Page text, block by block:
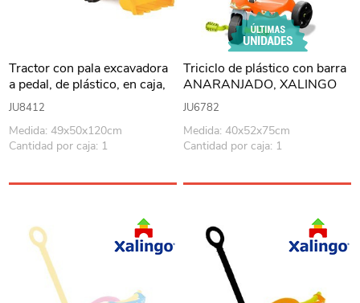
Tractor con pala excavadora
a pedal, de plástico, en caja,
AMARILLO
JU8412
Medida: 49x50x120cm
Cantidad por caja: 1
Triciclo de plástico con barra
ANARANJADO, XALINGO
JU6782
Medida: 40x52x75cm
Cantidad por caja: 1